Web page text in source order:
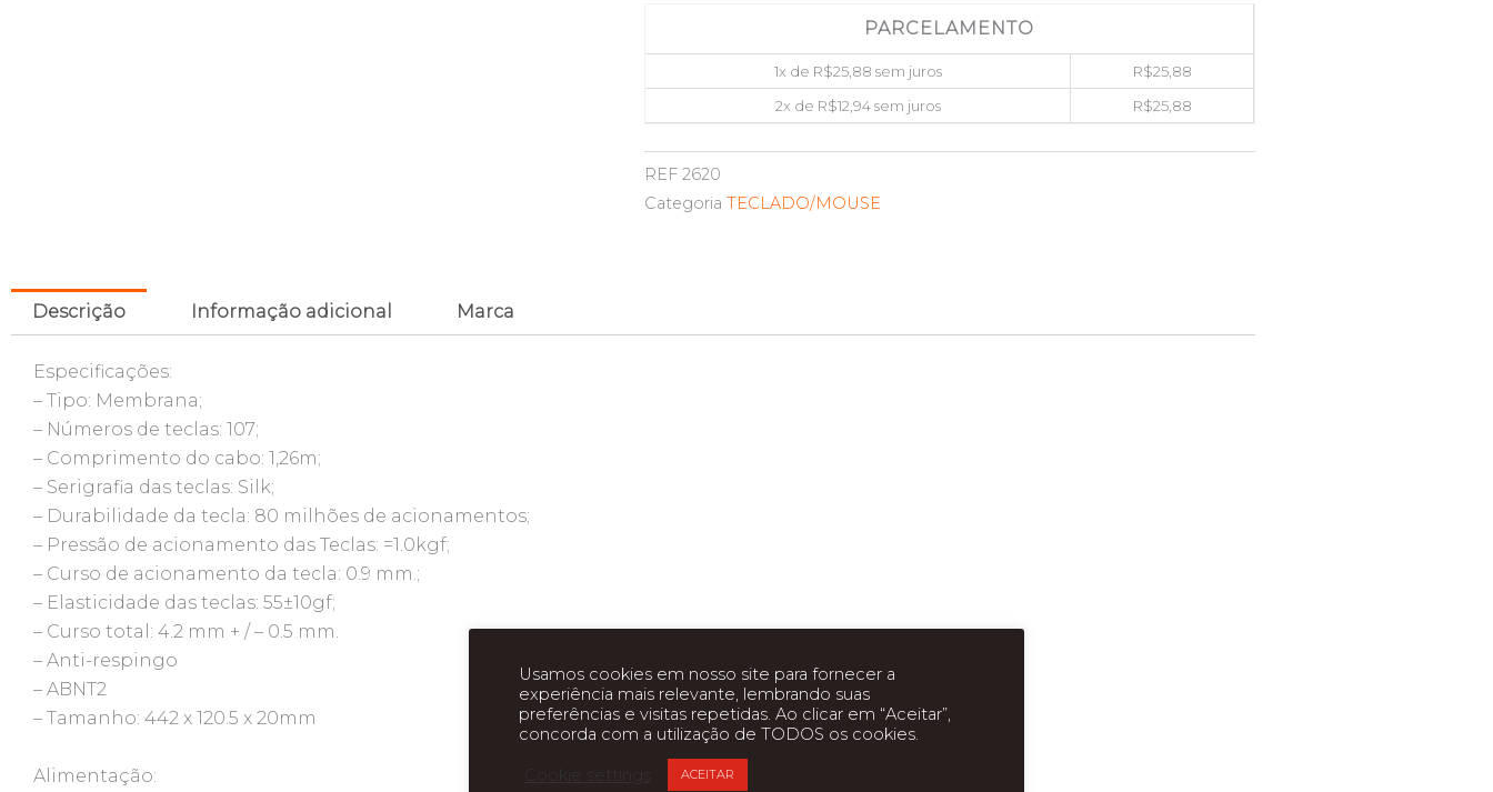
PARCELAMENTO
1x de R$25,88 sem juros R$25,88
2x de R$12,94sem juros R$25,88
REF 2620
Categoria TECLADO/MOUSE
Descrição Informação adicional Marca
Especificações:
– Tipo: Membrana;
– Números de teclas: 107;
– Comprimento do cabo: 1,26m;
– Serigrafia das teclas: Silk;
– Durabilidade da tecla: 80 milhões de acionamentos;
– Pressão de acionamento das Teclas: =1.0kgf;
– Curso de acionamento da tecla: 0.9 mm.;
– Elasticidade das teclas: 55±10gf;
– Curso total: 4.2 mm + / – 0.5 mm.
– Anti-respingo
– ABNT2
– Tamanho: 442 x 120.5 x 20mm
Alimentação:
Usamos cookies em nosso site para fornecer a
experiência mais relevante, lembrando suas
preferências e visitas repetidas. Ao clicar em “Aceitar”,
concorda com a utilização de TODOS os cookies.
ACEITAR